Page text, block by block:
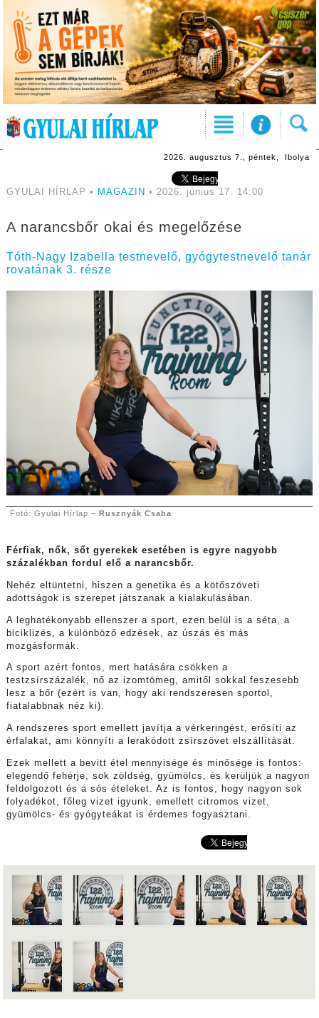
2026. augusztus 7., péntek, Ibolya
GYULAI HÍRLAP • MAGAZIN • 2026. június 17. 14:00
A narancsbőr okai és megelőzése
Tóth-Nagy Izabella testnevelő, gyógytestnevelő tanár
rovatának 3. része
Fotó: Gyulai Hírlap – Rusznyák Csaba
Férfiak, nők, sőt gyerekek esetében is egyre nagyobb
százalékban fordul elő a narancsbőr.
Nehéz eltüntetni, hiszen a genetika és a kötőszöveti
adottságok is szerepet játszanak a kialakulásában.
A leghatékonyabb ellenszer a sport, ezen belül is a séta, a
biciklizés, a különböző edzések, az úszás és más
mozgásformák.
A sport azért fontos, mert hatására csökken a
testzsírszázalék, nő az izomtömeg, amitől sokkal feszesebb
lesz a bőr (ezért is van, hogy aki rendszeresen sportol,
fiatalabbnak néz ki).
A rendszeres sport emellett javítja a vérkeringést, erősíti az
érfalakat, ami könnyíti a lerakódott zsírszövet elszállítását.
Ezek mellett a bevitt étel mennyisége és minősége is fontos:
elegendő fehérje, sok zöldség, gyümölcs, és kerüljük a nagyon
feldolgozott és a sós ételeket. Az is fontos, hogy nagyon sok
folyadékot, főleg vizet igyunk, emellett citromos vizet,
gyümölcs- és gyógyteákat is érdemes fogyasztani.